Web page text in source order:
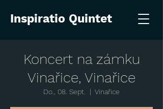
Inspiratio Quintet
Koncert na zámku
Vinařice, Vinařice
Do., 08. Sept.
  |
Vinařice